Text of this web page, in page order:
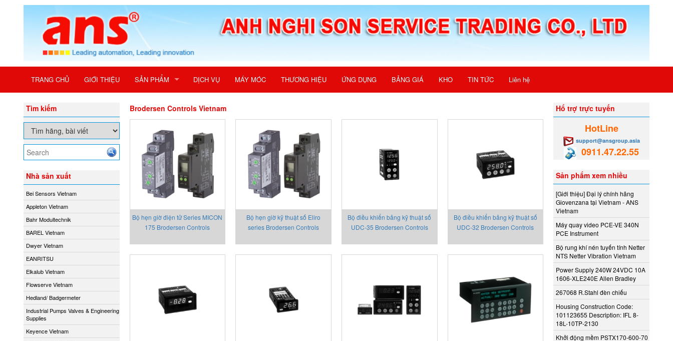
TRANG CHỦ GIỚI THIỆU SẢN PHẨM DỊCH VỤ MÁY MÓC THƯƠNG HIỆU ỨNG DỤNG BẢNG GIÁ KHO TIN TỨC Liên hệ
Tìm kiếm
Nhà sản xuất
Bei Sensors Vietnam
Appleton Vietnam
Bahr Modultechnik
BAREL Vietnam
Dwyer Vietnam
EANRITSU
Elkalub Vietnam
Flowserve Vietnam
Hedland/ Badgermeter
Industrial Pumps Valves & Engineering
Supplies
Keyence Vietnam
Brodersen Controls Vietnam
Bộ hẹn giờ điện tử Series MICON
175 Brodersen Controls
Bộ hẹn giờ kỹ thuật số Eliro
series Brodersen Controls
Bộ điều khiển bảng kỹ thuật số
UDC-35 Brodersen Controls
Bộ điều khiển bảng kỹ thuật số
UDC-32 Brodersen Controls
Hổ trợ trực tuyến
HotLine
support@ansgroup.asia
0911.47.22.55
Sản phẩm xem nhiều
[Giới thiệu] Đại lý chính hãng
Giovenzana tại Vietnam - ANS
Vietnam
Máy quay video PCE-VE 340N
PCE Instrument
Bộ rung khí nén tuyến tính Netter
NTS Netter Vibration Vietnam
Power Supply 240W 24VDC 10A
1606-XLE240E Allen Bradley
267068 R.Stahl đèn chiếu
Housing Construction Code:
101123655 Description: IFL 8-
18L-10TP-2130
Khởi động mềm PSTX170-600-70